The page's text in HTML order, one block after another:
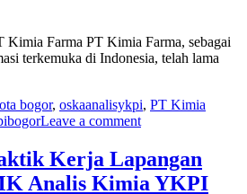
Farma PT Kimia Farma, sebagai
terkemuka di Indonesia, telah lama
bogor, oskaanalisykpi, PT Kimia
Leave a comment
Kerja Lapangan
Analis Kimia YKPI